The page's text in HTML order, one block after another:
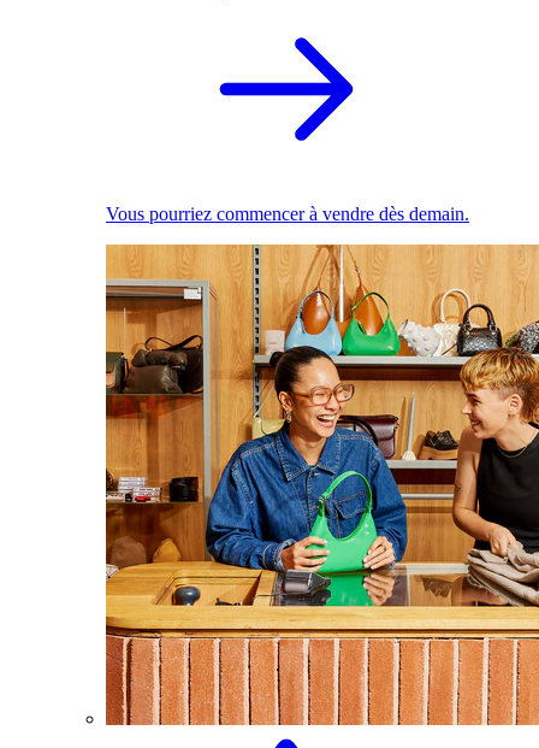
Vous pourriez commencer à vendre dès demain.